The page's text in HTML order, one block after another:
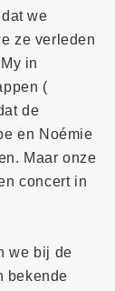
we
ze verleden
in
(
de
en Noémie
Maar onze
concert in
we bij de
bekende